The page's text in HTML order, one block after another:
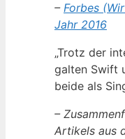
– Forbes
Jahr 2016
„Trotz der
galten Swift
beide als
–
Artikels aus